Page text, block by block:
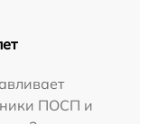
ПОСП и